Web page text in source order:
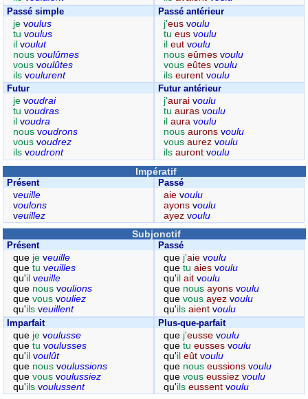
Passé simple
je voulus
tu voulus
il voulut
nous voulûmes
vous voulûtes
ils voulurent
Passé antérieur
j'eus voulu
tueus voulu
ileut voulu
nouseûmes voulu
vouseûtes voulu
ilseurent voulu
Futur
je voudrai
tu voudras
il voudra
nous voudrons
vous voudrez
ils voudront
Futur antérieur
j'aurai voulu
tuauras voulu
ilaura voulu
nousaurons voulu
vousaurez voulu
ilsauront voulu
Impératif
Présent
veuille
voulons
veuillez
Passé
aie voulu
ayons voulu
ayez voulu
Subjonctif
Présent
que je veuille
que tu veuilles
qu'il veuille
que nous voulions
que vous vouliez
qu'ils veuillent
Passé
que j'aie voulu
quetuaies voulu
qu'ilait voulu
que nousayons voulu
quevousayez voulu
qu'ilsaient voulu
Imparfait
que je voulusse
que tu voulusses
qu'il voulût
que nous voulussions
que vous voulussiez
qu'ils voulussent
Plus-que-parfait
que j'eusse voulu
quetueusses voulu
qu'ileût voulu
que nouseussions voulu
quevouseussiez voulu
qu'ilseussent voulu